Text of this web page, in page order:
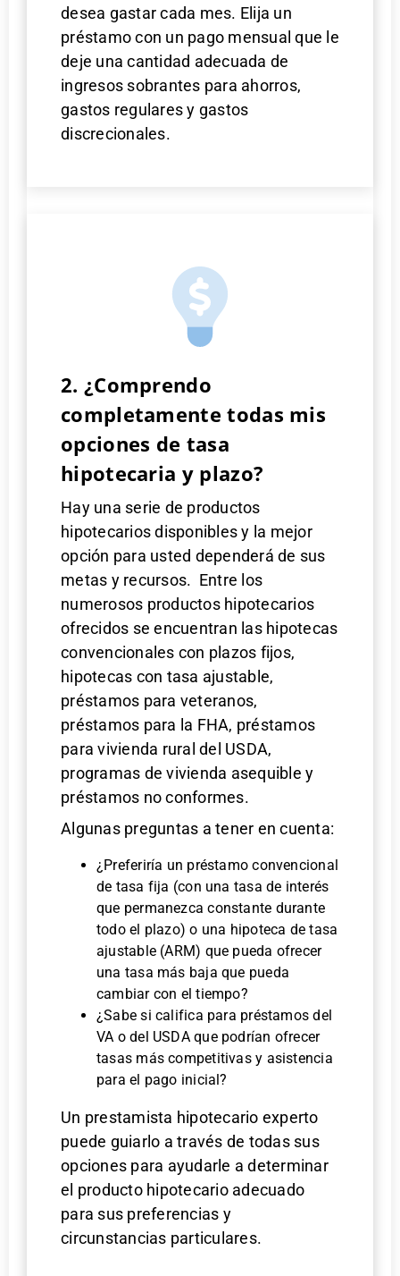
desea gastar cada mes. Elija un
préstamo con un pago mensual que le
deje una cantidad adecuada de
ingresos sobrantes para ahorros,
gastos regulares y gastos
discrecionales.
2. ¿Comprendo
completamente todas mis
opciones de tasa
hipotecaria y plazo?
Hay una serie de productos
hipotecarios disponibles y la mejor
opción para usted dependerá de sus
metas y recursos. Entre los
numerosos productos hipotecarios
ofrecidos se encuentran las hipotecas
convencionales con plazos fijos,
hipotecas con tasa ajustable,
préstamos para veteranos,
préstamos para la FHA, préstamos
para vivienda rural del USDA,
programas de vivienda asequible y
préstamos no conformes.
Algunas preguntas a tener en cuenta:
¿Preferiría un préstamo convencional
de tasa fija (con una tasa de interés
que permanezca constante durante
todo el plazo) o una hipoteca de tasa
ajustable (ARM) que pueda ofrecer
una tasa más baja que pueda
cambiar con el tiempo?
¿Sabe si califica para préstamos del
VA o del USDA que podrían ofrecer
tasas más competitivas y asistencia
para el pago inicial?
Un prestamista hipotecario experto
puede guiarlo a través de todas sus
opciones para ayudarle a determinar
el producto hipotecario adecuado
para sus preferencias y
circunstancias particulares.